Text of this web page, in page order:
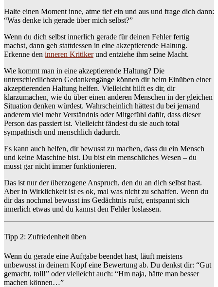
Halte einen Moment inne, atme tief ein und aus und frage dich dann:
“Was denke ich gerade über mich selbst?”
Wenn du dich selbst innerlich gerade für deinen Fehler fertig
machst, dann geh stattdessen in eine akzeptierende Haltung.
Erkenne den inneren Kritikerund entziehe ihm seine Macht.
Wie kommt man in eine akzeptierende Haltung? Die
unterschiedlichsten Gedankengänge können dir beim Einüben einer
akzeptierenden Haltung helfen. Vielleicht hilft es dir, dir
klarzumachen, wie du über einen anderen Menschen in der gleichen
Situation denken würdest. Wahrscheinlich hättest du bei jemand
anderem viel mehr Verständnis oder Mitgefühl dafür, dass dieser
Person das passiert ist. Vielleicht fändest du sie auch total
sympathisch und menschlich dadurch.
Es kann auch helfen, dir bewusst zu machen, dass du ein Mensch
und keine Maschine bist. Du bist ein menschliches Wesen – du
musst gar nicht immer funktionieren.
Das ist nur der überzogene Anspruch, den du an dich selbst hast.
Aber in Wirklichkeit ist es ok, mal was nicht zu schaffen. Wenn du
dir das nochmal bewusst ins Gedächtnis rufst, entspannt sich
innerlich etwas und du kannst den Fehler loslassen.
Tipp 2: Zufriedenheit üben
Wenn du gerade eine Aufgabe beendet hast, läuft meistens
unbewusst in deinem Kopf eine Bewertung ab. Du denkst dir: “Gut
gemacht, toll!” oder vielleicht auch: “Hm naja, hätte man besser
machen können…”